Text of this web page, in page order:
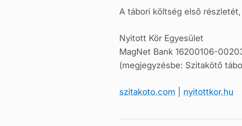
A tábori költség első
Nyitott Kör Egyesület
MagNet Bank 16200106-
(megjegyzésbe: Szitakötő
szitakoto.com nyitottkor.hu